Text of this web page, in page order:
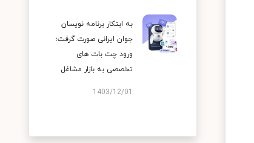
به ابتکار برنامه نویسان
جوان ایرانی صورت گرفت؛
ورود چت بات های
تخصصی به بازار مشاغل
1403/12/01